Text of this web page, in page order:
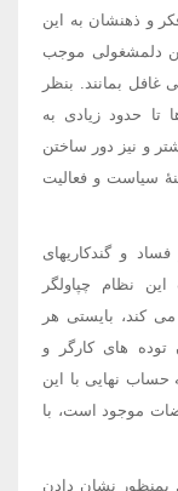
خود، فکر و ذهنشان به این
دلمشغولی موجب
غافل بمانند. بنظر
تا حدود زیادی به
و نیز دور ساختن
سیاست و فعالیت
و گندکاریهای
نظام چپاولگر
کند، بایستی هر
توده های کارگر و
حساب نهایی با این
موجود است، با
بمنظور نشان دادن